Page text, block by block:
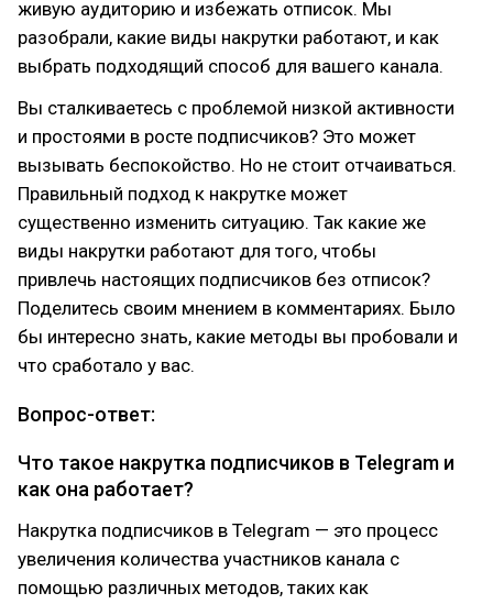
живую аудиторию и избежать отписок. Мы
разобрали, какие виды накрутки работают, и как
выбрать подходящий способ для вашего канала.
Вы сталкиваетесь с проблемой низкой активности
и простоями в росте подписчиков? Это может
вызывать беспокойство. Но не стоит отчаиваться.
Правильный подход к накрутке может
существенно изменить ситуацию. Так какие же
виды накрутки работают для того, чтобы
привлечь настоящих подписчиков без отписок?
Поделитесь своим мнением в комментариях. Было
бы интересно знать, какие методы вы пробовали и
что сработало у вас.
Вопрос-ответ:
Что такое накрутка подписчиков в Telegram и
как она работает?
Накрутка подписчиков в Telegram — это процесс
увеличения количества участников канала с
помощью различных методов, таких как